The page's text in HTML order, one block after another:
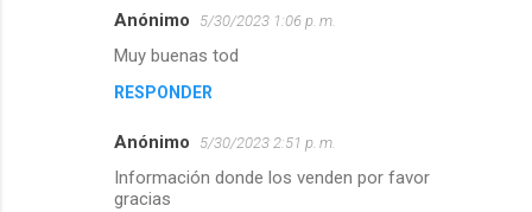
Anónimo 5/30/2023 1:06 p. m.
Muy buenas tod
RESPONDER
Anónimo 5/30/2023 2:51 p. m.
Información donde los venden por favor
gracias